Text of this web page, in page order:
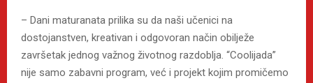
– Dani maturanata prilika su da naši učenici na
dostojanstven, kreativan i odgovoran način obilježe
završetak jednog važnog životnog razdoblja. “Coolijada”
nije samo zabavni program, već i projekt kojim promičemo